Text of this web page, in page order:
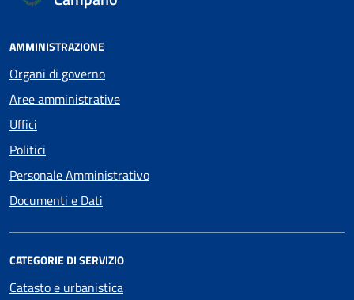
AMMINISTRAZIONE
Organi di governo
Aree amministrative
Uffici
Politici
Personale Amministrativo
Documenti e Dati
CATEGORIE DI SERVIZIO
Catasto e urbanistica